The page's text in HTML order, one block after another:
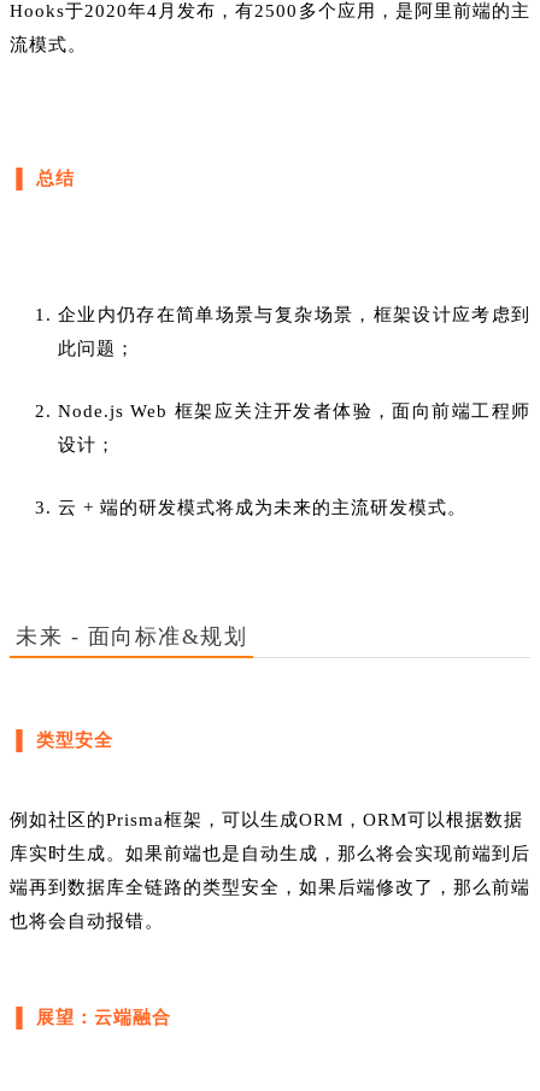
Hooks于2020年4月发布，有2500多个应用，是阿里前端的主
流模式。
▐ 总结
企业内仍存在简单场景与复杂场景，框架设计应考虑到
此问题；
Node.js Web 框架应关注开发者体验，面向前端工程师
设计；
云 + 端的研发模式将成为未来的主流研发模式。
未来 - 面向标准&规划
▐ 类型安全
例如社区的Prisma框架，可以生成ORM，ORM可以根据数据
库实时生成。如果前端也是自动生成，那么将会实现前端到后
端再到数据库全链路的类型安全，如果后端修改了，那么前端
也将会自动报错。
展望：云端融合